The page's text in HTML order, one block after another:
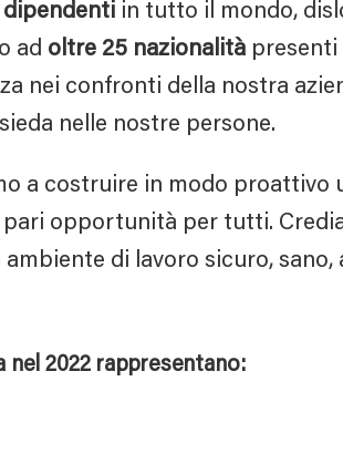
dipendenti in tutto il mondo,
ad oltre 25 nazionalità presenti
nei confronti della nostra
nelle nostre persone.
a costruire in modo proattivo
pari opportunità per tutti.
di lavoro sicuro,
nel 2022 rappresentano: